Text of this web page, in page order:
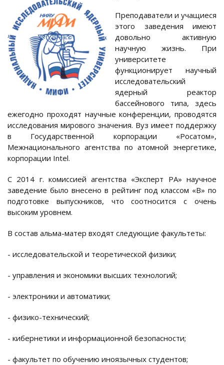
Преподаватели и учащиеся
этого заведения имеют
довольно активную
научную жизнь. При
университете
функционирует научный
исследовательский
ядерный реактор
бассейнового типа, здесь
ежегодно проходят научные конференции, проводятся
исследования мирового значения. Вуз имеет поддержку
в Государственной корпорации «Росатом»,
Межнационального агентства по атомной энергетике,
корпорации Intel.
С 2014 г. комиссией агентства «Эксперт РА» научное
заведение было внесено в рейтинг под классом «В» по
подготовке выпускников, что соотносится с очень
высоким уровнем.
В состав альма-матер входят следующие факультеты:
- исследовательской и теоретической физики;
- управления и экономики высших технологий;
- электроники и автоматики;
- физико-технический;
- кибернетики и информационной безопасности;
- факультет по обучению иноязычных студентов;